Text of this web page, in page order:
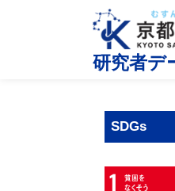
研究者デ
SDGs